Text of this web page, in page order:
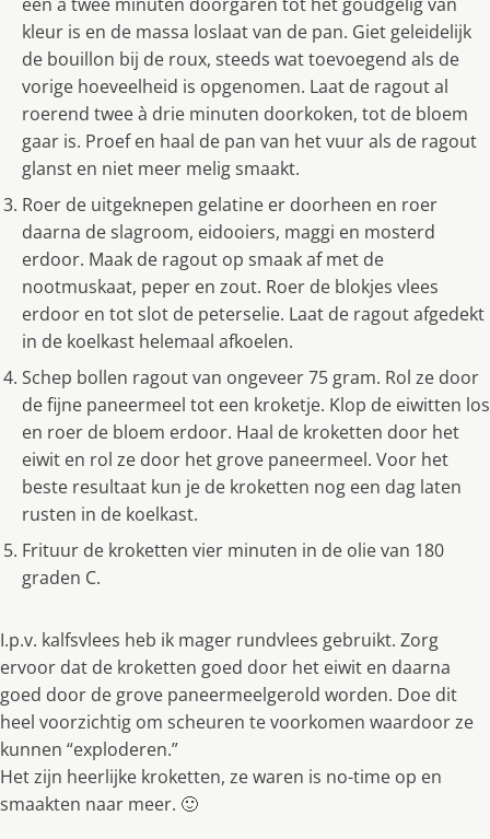
kleur is en de massa loslaat van de pan. Giet geleidelijk
de bouillon bij de roux, steeds wat toevoegend als de
vorige hoeveelheid is opgenomen. Laat de ragout al
roerend twee à drie minuten doorkoken, tot de bloem
gaar is. Proef en haal de pan van het vuur als de ragout
glanst en niet meer melig smaakt.
Roer de uitgeknepen gelatine er doorheen en roer
daarna de slagroom, eidooiers, maggi en mosterd
erdoor. Maak de ragout op smaak af met de
nootmuskaat, peper en zout. Roer de blokjes vlees
erdoor en tot slot de peterselie. Laat de ragout afgedekt
in de koelkast helemaal afkoelen.
Schep bollen ragout van ongeveer 75 gram. Rol ze door
de fijne paneermeel tot een kroketje. Klop de eiwitten los
en roer de bloem erdoor. Haal de kroketten door het
eiwit en rol ze door het grove paneermeel. Voor het
beste resultaat kun je de kroketten nog een dag laten
rusten in de koelkast.
Frituur de kroketten vier minuten in de olie van 180
graden C.
I.p.v. kalfsvlees heb ik mager rundvlees gebruikt. Zorg
ervoor dat de kroketten goed door het eiwit en daarna
goed door de grove paneermeelgerold worden. Doe dit
heel voorzichtig om scheuren te voorkomen waardoor ze
kunnen “exploderen.”
Het zijn heerlijke kroketten, ze waren is no-time op en
smaakten naar meer. 🙂